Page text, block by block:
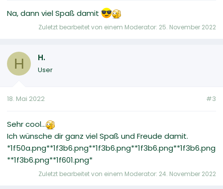
Na, dann viel Spaß damit
Zuletzt bearbeitet von einem Moderator: 25. November 2022
H H.
User
18. Mai 2022 #3
Sehr cool...
Ich wünsche dir ganz viel Spaß und Freude damit.
*1f50a.png**1f3b6.png**1f3b6.png**1f3b6.png**1f3b6.png
**1f3b6.png**1f601.png*
Zuletzt bearbeitet von einem Moderator: 24. November 2022